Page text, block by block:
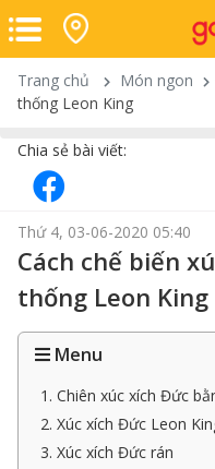
Trang chủ Món ngon
thống Leon King
Chia sẻ bài viết:
Thứ 4, 03-06-2020 05:40
Cách chế biến
thống Leon King
Menu
1. Chiên xúc xích Đức
2. Xúc xích Đức Leon
3. Xúc xích Đức rán